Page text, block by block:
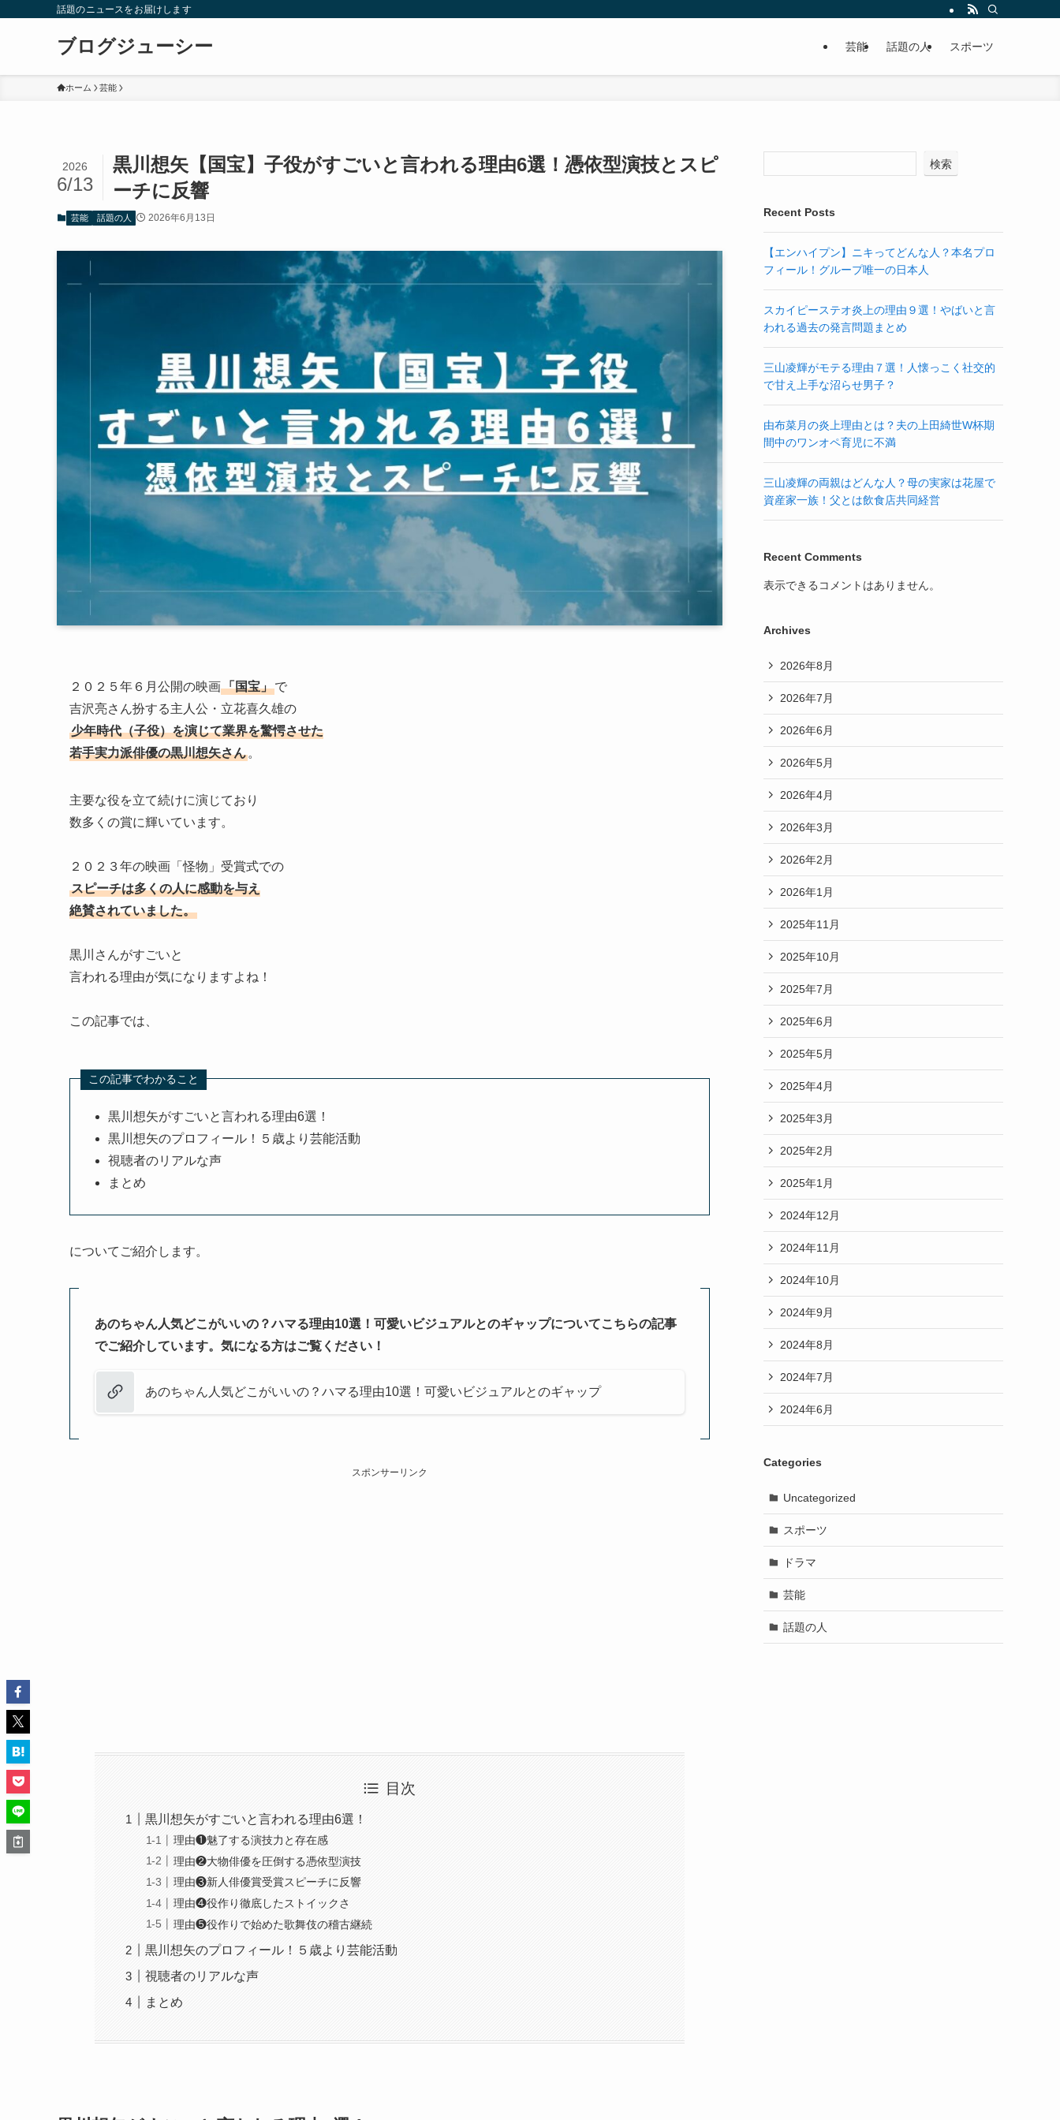
話題のニュースをお届けします
ブログジューシー 芸能 話題の人 スポーツ
ホーム 芸能
黒川想矢【国宝】子役がすごいと言われる理由6選！憑依型演技とスピ
ーチに反響
2026
6/13
芸能 話題の人 2026年6月13日
２０２５年６月公開の映画「国宝」で
吉沢亮さん扮する主人公・立花喜久雄の
少年時代（子役）を演じて業界を驚愕させた
若手実力派俳優の黒川想矢さん 。
主要な役を立て続けに演じており
数多くの賞に輝いています。
２０２３年の映画「怪物」受賞式での
スピーチは多くの人に感動を与え
絶賛されていました。
黒川さんがすごいと
言われる理由が気になりますよね！
この記事では、
この記事でわかること
黒川想矢がすごいと言われる理由6選！
黒川想矢のプロフィール！５歳より芸能活動
視聴者のリアルな声
まとめ
についてご紹介します。
あのちゃん人気どこがいいの？ハマる理由10選！可愛いビジュアルとのギャップについてこちらの記事
でご紹介しています。気になる方はご覧ください！
あのちゃん人気どこがいいの？ハマる理由10選！可愛いビジュアルとのギャップ
スポンサーリンク
目次
黒川想矢がすごいと言われる理由6選！
理由❶魅了する演技力と存在感
理由❷大物俳優を圧倒する憑依型演技
理由❸新人俳優賞受賞スピーチに反響
理由❹役作り徹底したストイックさ
理由❺役作りで始めた歌舞伎の稽古継続
黒川想矢のプロフィール！５歳より芸能活動
視聴者のリアルな声
まとめ
検索
Recent Posts
【エンハイプン】ニキってどんな人？本名プロ
フィール！グループ唯一の日本人
スカイピーステオ炎上の理由９選！やばいと言
われる過去の発言問題まとめ
三山凌輝がモテる理由７選！人懐っこく社交的
で甘え上手な沼らせ男子？
由布菜月の炎上理由とは？夫の上田綺世W杯期
間中のワンオペ育児に不満
三山凌輝の両親はどんな人？母の実家は花屋で
資産家一族！父とは飲食店共同経営
Recent Comments
表示できるコメントはありません。
Archives
2026年8月
2026年7月
2026年6月
2026年5月
2026年4月
2026年3月
2026年2月
2026年1月
2025年11月
2025年10月
2025年7月
2025年6月
2025年5月
2025年4月
2025年3月
2025年2月
2025年1月
2024年12月
2024年11月
2024年10月
2024年9月
2024年8月
2024年7月
2024年6月
Categories
Uncategorized
スポーツ
ドラマ
芸能
話題の人